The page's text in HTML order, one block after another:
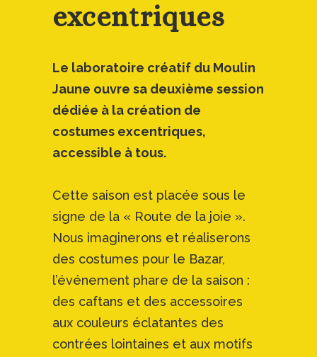
excentriques
Le laboratoire créatif du Moulin
Jaune ouvre sa deuxième session
dédiée à la création de
costumes excentriques,
accessible à tous.
Cette saison est placée sous le
signe de la « Route de la joie ».
Nous imaginerons et réaliserons
des costumes pour le Bazar,
l’événement phare de la saison :
des caftans et des accessoires
aux couleurs éclatantes des
contrées lointaines et aux motifs